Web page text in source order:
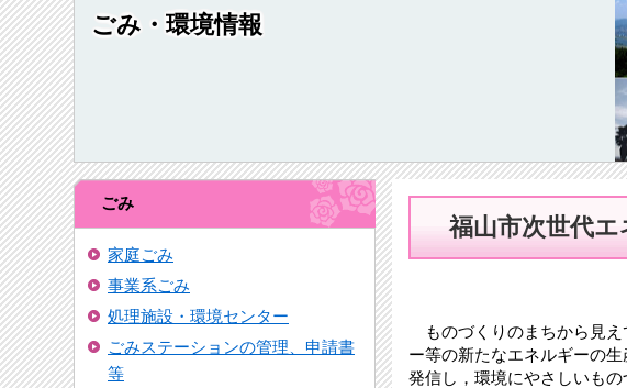
ごみ・環境情報
ごみ
家庭ごみ
事業系ごみ
処理施設・環境センター
ごみステーションの管理、申請書
等
福山市次世代
ものづくりのまちから見え
ー等の新たなエネルギーの
発信し，環境にやさしいも